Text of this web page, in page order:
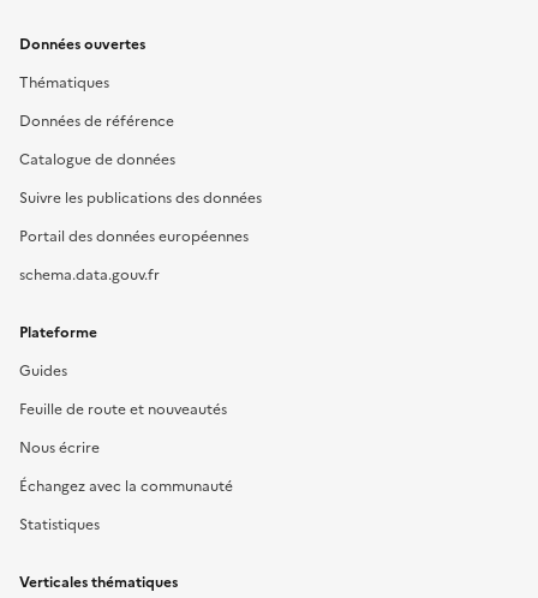
Données ouvertes
Thématiques
Données de référence
Catalogue de données
Suivre les publications des données
Portail des données européennes
schema.data.gouv.fr
Plateforme
Guides
Feuille de route et nouveautés
Nous écrire
Échangez avec la communauté
Statistiques
Verticales thématiques